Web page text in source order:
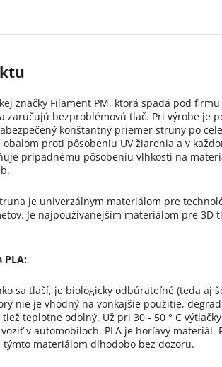
značky Filament PM, ktorá spadá pod
zaručujú bezproblémovú tlač. Pri výrobe je
konštantný priemer struny po
proti pôsobeniu UV žiarenia a v
prípadnému pôsobeniu vlhkosti na
je univerzálnym materiálom pre
Je najpoužívanejším materiálom pre 3D
PLA:
sa tlačí, je biologicky odbúrateľné (teda aj
nie je vhodný na vonkajšie použitie,
teplotne odolný. Už pri 30 - 50 ° C
v automobiloch. PLA je horľavý materiál.
materiálom dlhodobo bez dozoru.